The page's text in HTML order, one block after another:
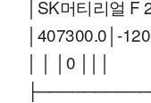
│SK머티리얼 F
│407300.0│-
│ │ │0 │││